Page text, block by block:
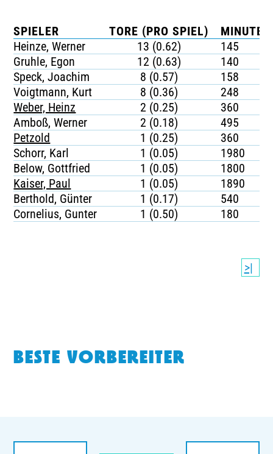
SPIELER TORE (PRO SPIEL)
Heinze, Werner
13 (0.62)
145
Gruhle, Egon
12 (0.63)
140
Speck, Joachim
8 (0.57)
158
Voigtmann, Kurt
8 (0.36)
248
Weber, Heinz
2 (0.25)
360
Amboß, Werner
2 (0.18)
495
Petzold
1 (0.25)
360
Schorr, Karl
1 (0.05)
1980
Below, Gottfried
1 (0.05)
1800
Kaiser, Paul
1 (0.05)
1890
Berthold, Günter
1 (0.17)
540
Cornelius, Gunter
1 (0.50) 180
>|
BESTE VORBEREITER